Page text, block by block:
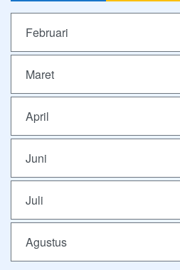
Februari
Maret
April
Juni
Juli
Agustus